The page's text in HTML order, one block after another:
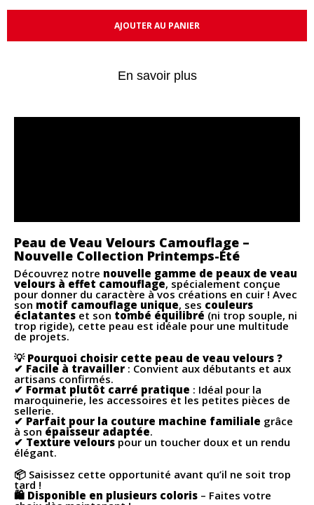
AJOUTER AU PANIER
En savoir plus
Peau de Veau Velours Camouflage –
Nouvelle Collection Printemps-Été
Découvrez notre nouvelle gamme de peaux de veau
velours à effet camouflage, spécialement conçue
pour donner du caractère à vos créations en cuir ! Avec
son motif camouflage unique, ses couleurs
éclatantes et son tombé équilibré (ni trop souple, ni
trop rigide), cette peau est idéale pour une multitude
de projets.
💡 Pourquoi choisir cette peau de veau velours ?
✔ Facile à travailler : Convient aux débutants et aux
artisans confirmés.
✔ Format plutôt carré pratique : Idéal pour la
maroquinerie, les accessoires et les petites pièces de
sellerie.
✔ Parfait pour la couture machine familiale grâce
à son épaisseur adaptée.
✔ Texture velours pour un toucher doux et un rendu
élégant.
📦 Saisissez cette opportunité avant qu’il ne soit trop
tard !
🛍 Disponible en plusieurs coloris – Faites votre